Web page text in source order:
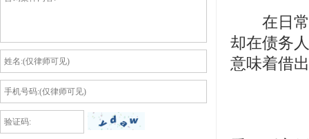
在日常
却在债务
意味着借